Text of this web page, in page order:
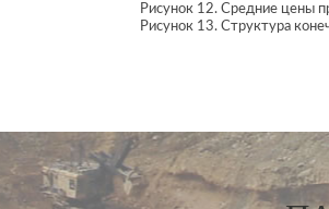
Рисунок 12. Средние цены
Рисунок 13. Структура